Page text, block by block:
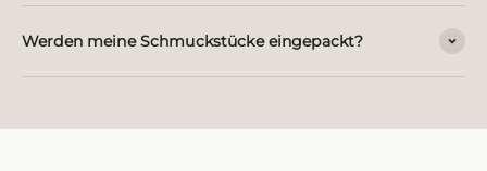
Werden meine Schmuckstücke eingepackt?